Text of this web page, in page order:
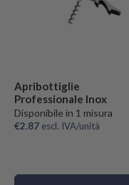
Apribottiglie
Professionale Inox
Disponibile in 1 misura
€2.87 escl. IVA/unità